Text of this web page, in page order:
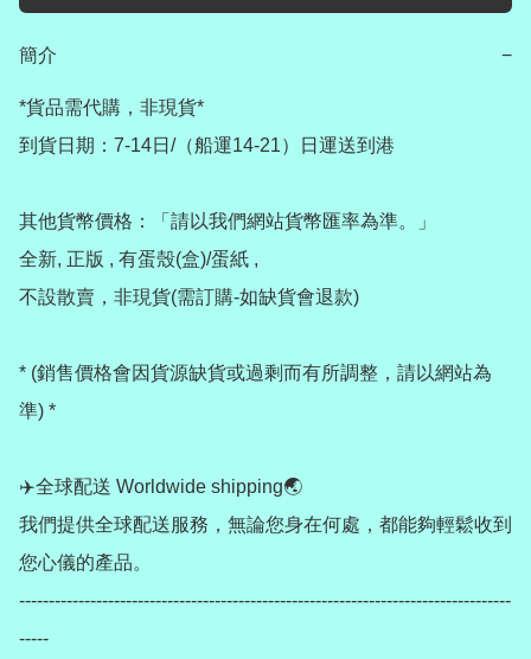
簡介 −
*貨品需代購，非現貨*
到貨日期：7-14日/（船運14-21）日運送到港
其他貨幣價格：「請以我們網站貨幣匯率為準。」
全新, 正版 , 有蛋殼(盒)/蛋紙 ,
不設散賣，非現貨(需訂購-如缺貨會退款)
* (銷售價格會因貨源缺貨或過剩而有所調整，請以網站為
準) *
✈️全球配送 Worldwide shipping🌏
我們提供全球配送服務，無論您身在何處，都能夠輕鬆收到
您心儀的產品。
-----------------------------------------------------------------------------------
-----